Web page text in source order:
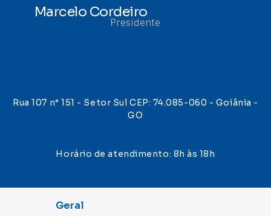
Marcelo Cordeiro
Presidente
Rua 107 n° 151 - Setor Sul CEP: 74.085-060 - Goiânia -
GO
Horário de atendimento: 8h às 18h
Geral